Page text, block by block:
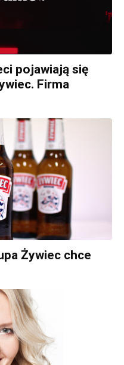
pojawiają się
Firma
Żywiec chce